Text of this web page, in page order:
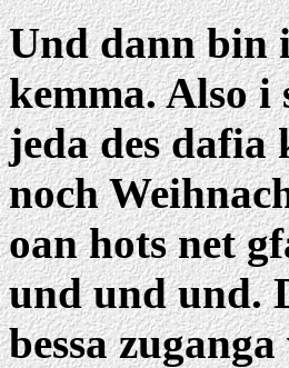
Und dann bin
kemma. Also i
jeda des dafia
noch
oan hots net
und und und.
bessa